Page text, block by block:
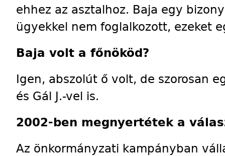
ehhez az asztalhoz. Baja egy
ügyekkel nem foglalkozott, ezeket
Baja volt a főnököd?
Igen, abszolút ő volt, de szorosan
és Gál J.-vel is.
2002-ben megnyertétek a
Az önkormányzati kampányban